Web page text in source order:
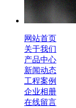
网站首页
关于我们
产品中心
新闻动态
工程案例
企业相册
在线留言